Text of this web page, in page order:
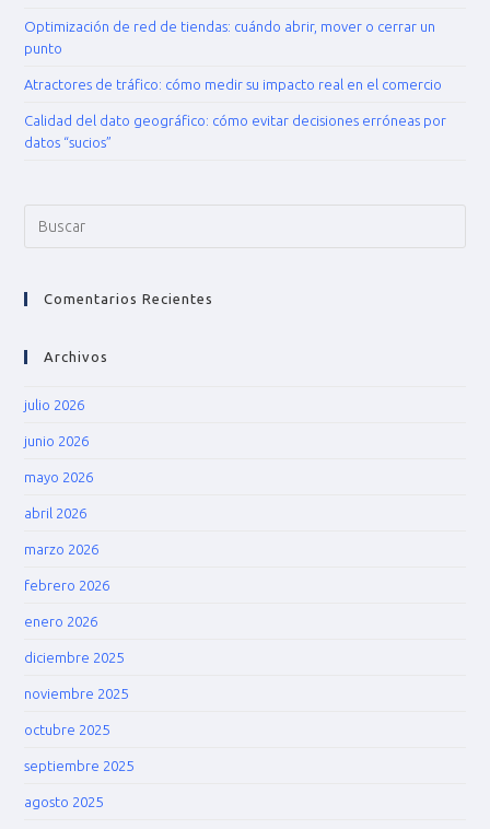
Optimización de red de tiendas: cuándo abrir, mover o cerrar un
punto
Atractores de tráfico: cómo medir su impacto real en el comercio
Calidad del dato geográfico: cómo evitar decisiones erróneas por
datos “sucios”
Comentarios Recientes
Archivos
julio 2026
junio 2026
mayo 2026
abril 2026
marzo 2026
febrero 2026
enero 2026
diciembre 2025
noviembre 2025
octubre 2025
septiembre 2025
agosto 2025